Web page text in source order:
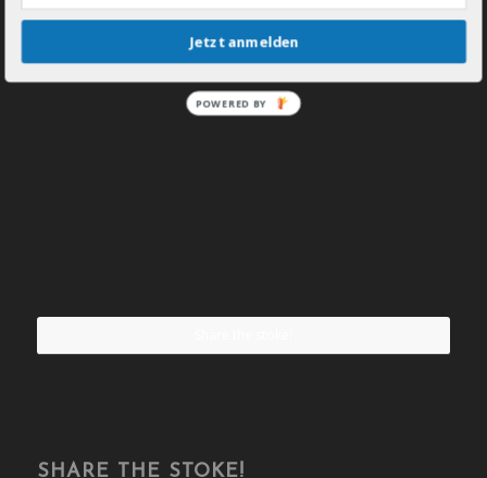
SHARE THE STOKE!
Jetzt anmelden
POWERED BY